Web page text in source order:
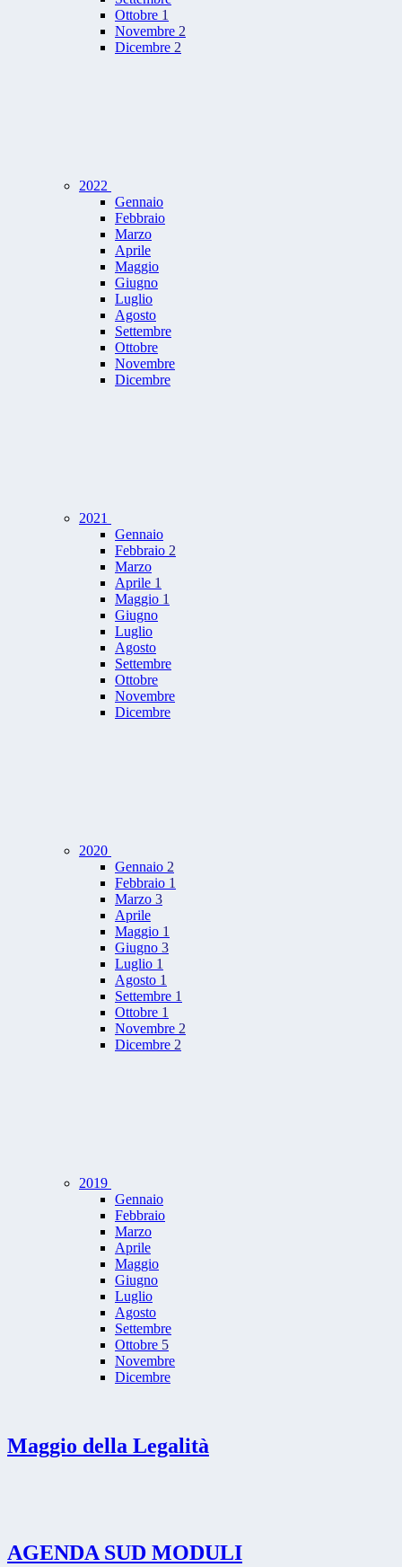
Ottobre 1
Novembre 2
Dicembre 2
2022
Gennaio
Febbraio
Marzo
Aprile
Maggio
Giugno
Luglio
Agosto
Settembre
Ottobre
Novembre
Dicembre
2021
Gennaio
Febbraio 2
Marzo
Aprile 1
Maggio 1
Giugno
Luglio
Agosto
Settembre
Ottobre
Novembre
Dicembre
2020
Gennaio 2
Febbraio 1
Marzo 3
Aprile
Maggio 1
Giugno 3
Luglio 1
Agosto 1
Settembre 1
Ottobre 1
Novembre 2
Dicembre 2
2019
Gennaio
Febbraio
Marzo
Aprile
Maggio
Giugno
Luglio
Agosto
Settembre
Ottobre 5
Novembre
Dicembre
Maggio della Legalità
AGENDA SUD MODULI